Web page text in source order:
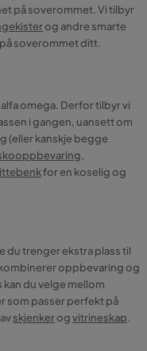
på soverommet. Vi tilbyr
og andre smarte
soverommet ditt.
omega. Derfor tilbyr vi
i gangen, uansett om
(eller kanskje begge
,
for en koselig og
du trenger ekstra plass til
oppbevaring og
du velge mellom
som passer perfekt på
skjenkerogvitrineskap.